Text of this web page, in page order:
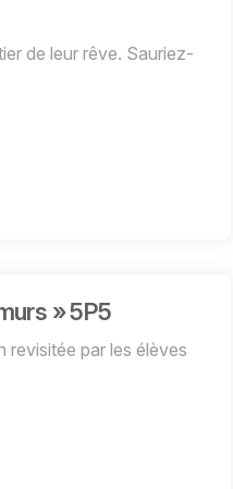
de leur rêve. Sauriez-
» 5P5
revisitée par les élèves